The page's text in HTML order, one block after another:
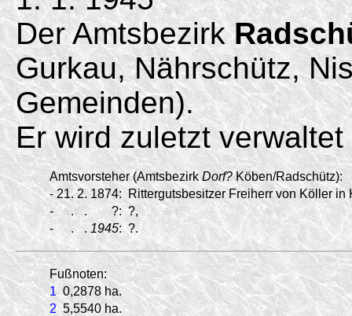
Der Amtsbezirk
Gurkau, Nährschütz,
Gemeinden).
Er wird zuletzt
Amtsvorsteher (AmtsbezirkDorf?Köben/Radschütz):
- 21. 2. 1874:
Rittergutsbesitzer Freiherr von Köller in
-
. . ?: ?,
-
. . 1945: ?.
Fußnoten:
1 0,2878 ha.
2 5,5540 ha.